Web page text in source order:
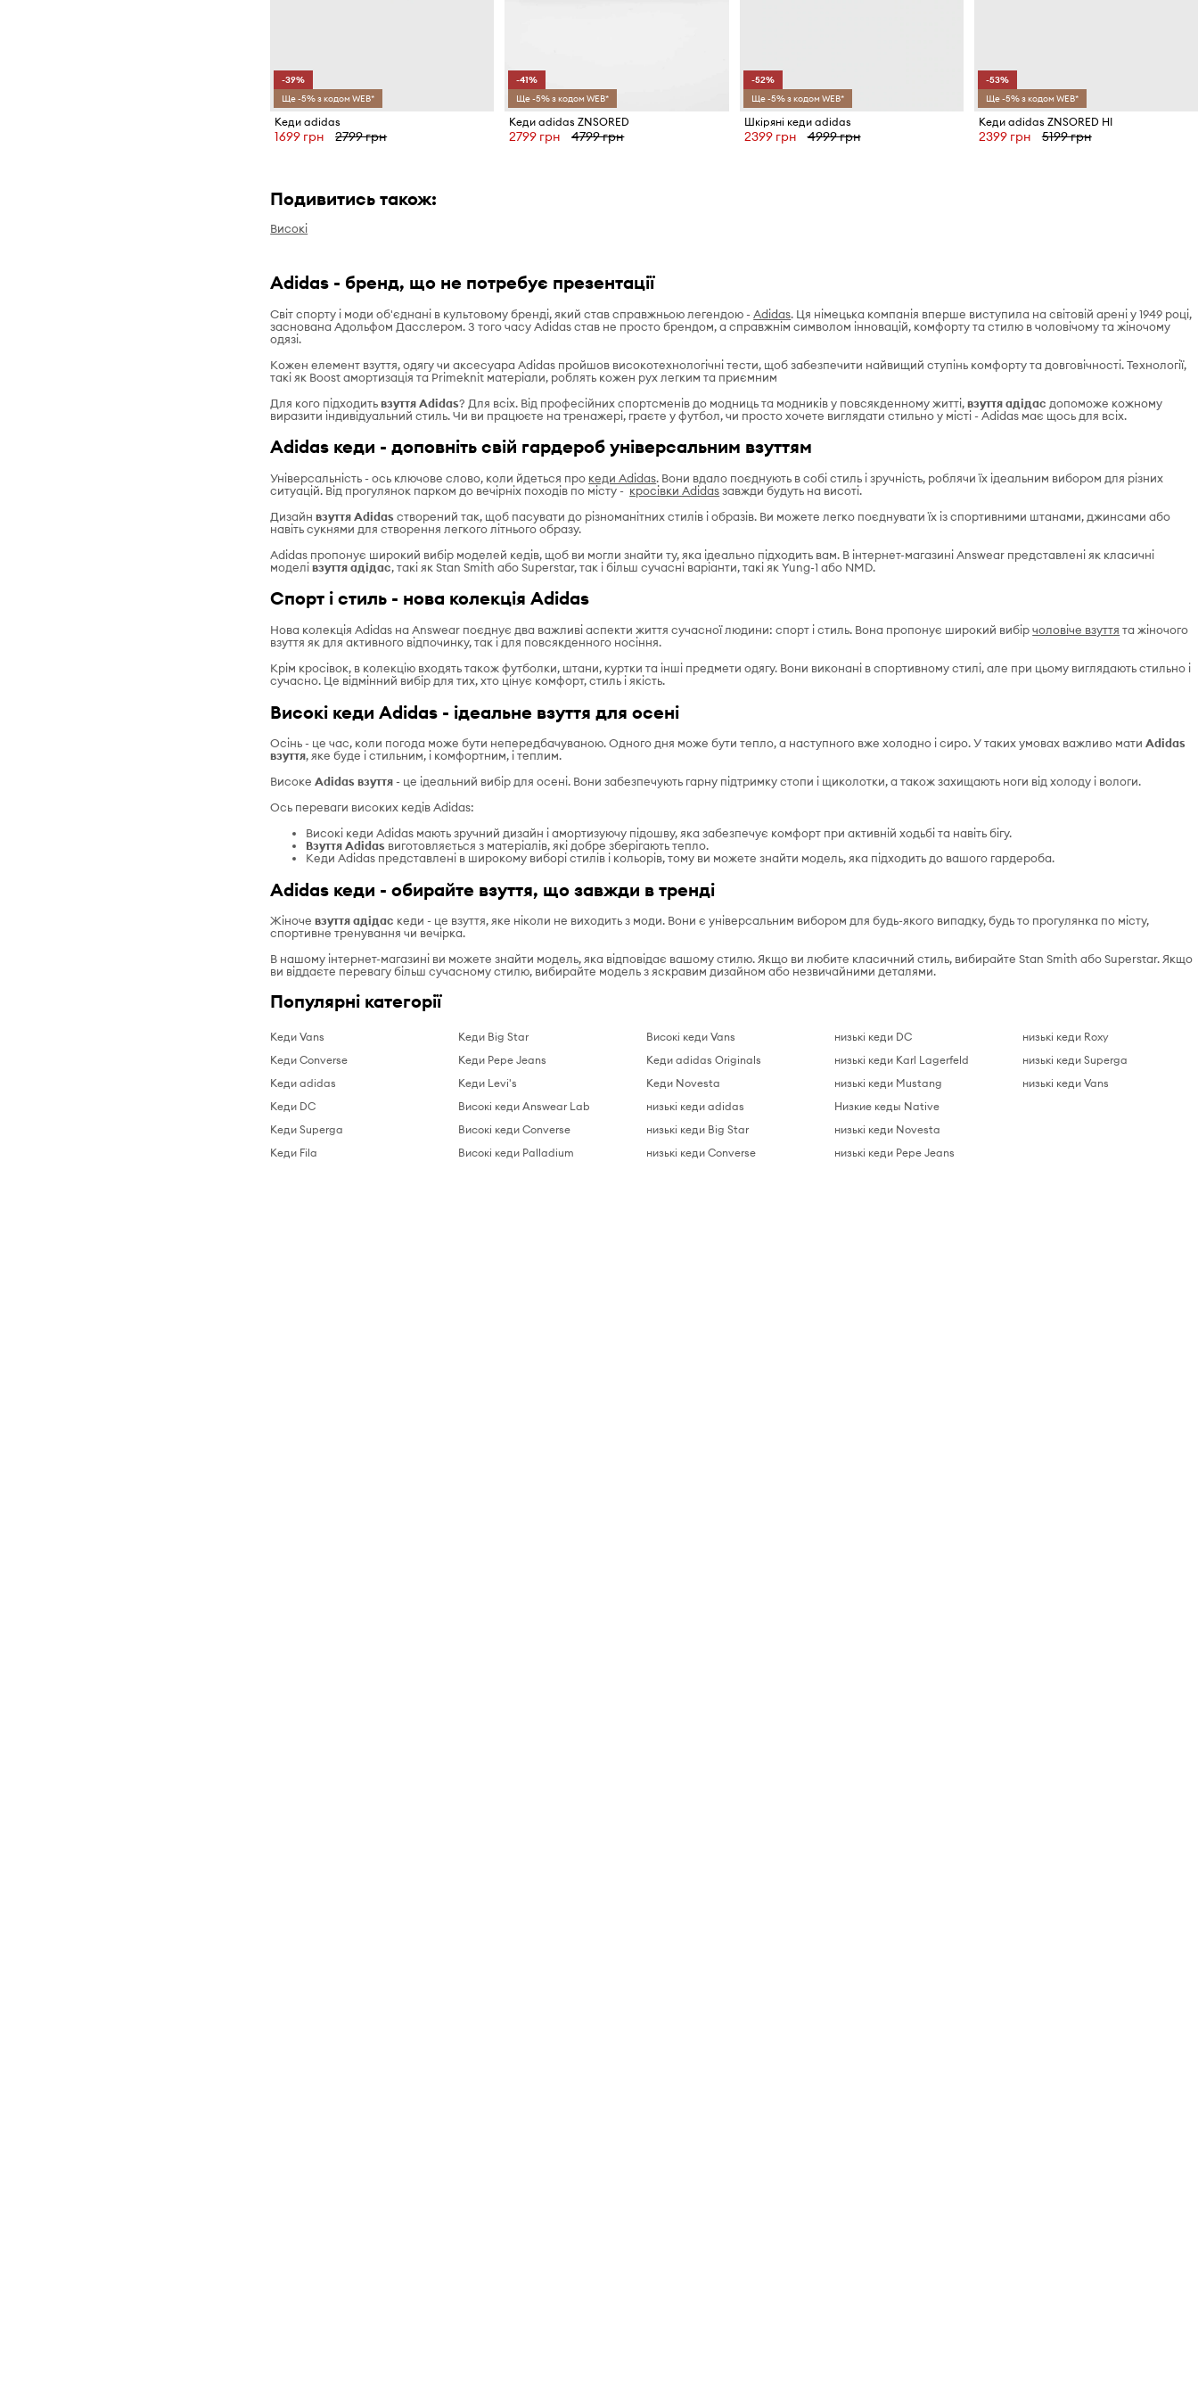
-39%
Ще -5% з кодом WEB*
Кеди adidas
1699 грн 2799 грн
-41%
Ще -5% з кодом WEB*
Кеди adidas ZNSORED
2799 грн 4799 грн
-52%
Ще -5% з кодом WEB*
Шкіряні кеди adidas
2399 грн 4999 грн
-53%
Ще -5% з кодом WEB*
Кеди adidas ZNSORED HI
2399 грн 5199 грн
Подивитись також:
Високі
Adidas - бренд, що не потребує презентації
Світ спорту і моди об'єднані в культовому бренді, який став справжньою легендою -Adidas. Ця німецька компанія вперше виступила на світовій арені у 1949 році,
заснована Адольфом Дасслером. З того часу Adidas став не просто брендом, а справжнім символом інновацій, комфорту та стилю в чоловічому та жіночому
одязі.
Кожен елемент взуття, одягу чи аксесуара Adidas пройшов високотехнологічні тести, щоб забезпечити найвищий ступінь комфорту та довговічності. Технології,
такі як Boost амортизація та Primeknit матеріали, роблять кожен рух легким та приємним
Для кого підходитьвзуття Adidas? Для всіх. Від професійних спортсменів до модниць та модників у повсякденному житті,взуття адідас допоможе кожному
виразити індивідуальний стиль. Чи ви працюєте на тренажері, граєте у футбол, чи просто хочете виглядати стильно у місті - Adidas має щось для всіх.
Adidas кеди - доповніть свій гардероб універсальним взуттям
Універсальність - ось ключове слово, коли йдеться про кеди Adidas. Вони вдало поєднують в собі стиль і зручність, роблячи їх ідеальним вибором для різних
ситуацій. Від прогулянок парком до вечірніх походів по місту - кросівки Adidasзавжди будуть на висоті.
Дизайнвзуття Adidas створений так, щоб пасувати до різноманітних стилів і образів. Ви можете легко поєднувати їх із спортивними штанами, джинсами або
навіть сукнями для створення легкого літнього образу.
Adidas пропонує широкий вибір моделей кедів, щоб ви могли знайти ту, яка ідеально підходить вам. В інтернет-магазині Answear представлені як класичні
моделівзуття адідас, такі як Stan Smith або Superstar, так і більш сучасні варіанти, такі як Yung-1 або NMD.
Спорт і стиль - нова колекція Adidas
Нова колекція Adidas на Answear поєднує два важливі аспекти життя сучасної людини: спорт і стиль. Вона пропонує широкий вибірчоловіче взуття та жіночого
взуття як для активного відпочинку, так і для повсякденного носіння.
Крім кросівок, в колекцію входять також футболки, штани, куртки та інші предмети одягу. Вони виконані в спортивному стилі, але при цьому виглядають стильно і
сучасно. Це відмінний вибір для тих, хто цінує комфорт, стиль і якість.
Високі кеди Adidas - ідеальне взуття для осені
Осінь - це час, коли погода може бути непередбачуваною. Одного дня може бути тепло, а наступного вже холодно і сиро. У таких умовах важливо матиAdidas
взуття, яке буде і стильним, і комфортним, і теплим.
ВисокеAdidas взуття- це ідеальний вибір для осені. Вони забезпечують гарну підтримку стопи і щиколотки, а також захищають ноги від холоду і вологи.
Ось переваги високих кедів Adidas:
Високі кеди Adidas мають зручний дизайн і амортизуючу підошву, яка забезпечує комфорт при активній ходьбі та навіть бігу.
Взуття Adidas виготовляється з матеріалів, які добре зберігають тепло.
Кеди Adidas представлені в широкому виборі стилів і кольорів, тому ви можете знайти модель, яка підходить до вашого гардероба.
Adidas кеди - обирайте взуття, що завжди в тренді
Жіночевзуттяадідас кеди - це взуття, яке ніколи не виходить з моди. Вони є універсальним вибором для будь-якого випадку, будь то прогулянка по місту,
спортивне тренування чи вечірка.
В нашому інтернет-магазині ви можете знайти модель, яка відповідає вашому стилю. Якщо ви любите класичний стиль, вибирайте Stan Smith або Superstar. Якщо
ви віддаєте перевагу більш сучасному стилю, вибирайте модель з яскравим дизайном або незвичайними деталями.
Популярні категорії
Кеди Vans
Кеди Converse
Кеди adidas
Кеди DC
Кеди Superga
Кеди Fila
Кеди Big Star
Кеди Pepe Jeans
Кеди Levi's
Високі кеди Answear Lab
Високі кеди Converse
Високі кеди Palladium
Високі кеди Vans
Кеди adidas Originals
Кеди Novesta
низькі кеди adidas
низькі кеди Big Star
низькі кеди Converse
низькі кеди DC
низькі кеди Karl Lagerfeld
низькі кеди Mustang
Низкие кеды Native
низькі кеди Novesta
низькі кеди Pepe Jeans
низькі кеди Roxy
низькі кеди Superga
низькі кеди Vans